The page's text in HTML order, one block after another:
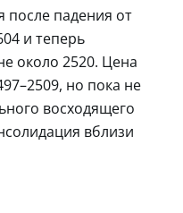
после падения от
и теперь
около 2520. Цена
но пока не
восходящего
вблизи